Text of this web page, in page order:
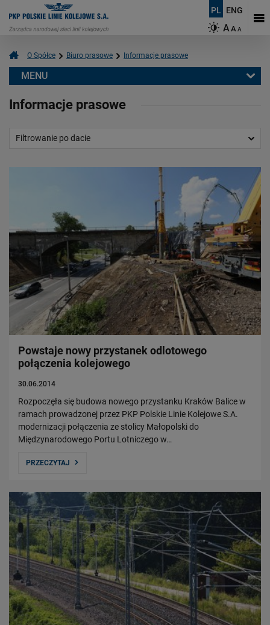
PL ENG
AAA
O Spółce Biuro prasowe Informacje prasowe
Informacje prasowe
Filtrowanie po dacie
Powstaje nowy przystanek odlotowego
połączenia kolejowego
30.06.2014
Rozpoczęła się budowa nowego przystanku Kraków Balice w
ramach prowadzonej przez PKP Polskie Linie Kolejowe S.A.
modernizacji połączenia ze stolicy Małopolski do
Międzynarodowego Portu Lotniczego w…
PRZECZYTAJ
MENU
Aktualności
Multimedia
O PKP Polskich Liniach Kolejowych S.A.
Czym się zajmujemy?
Władze Spółki
Struktura Spółki
Spółki zależne
Raport roczny
Zrównoważony rozwój